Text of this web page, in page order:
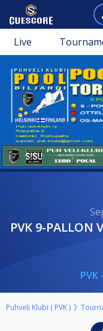
Live
PVK 9-PALLON VIIKKOKILPAILUT (RANKING
Puhveli Klubi ( PVK )